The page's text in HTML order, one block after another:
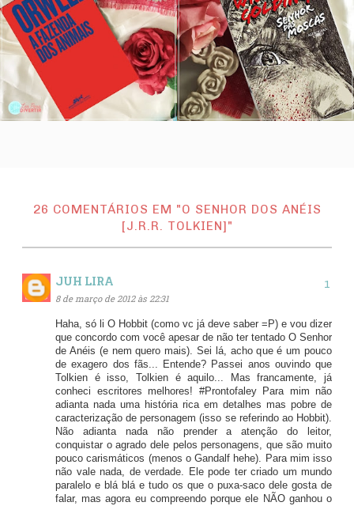
26 COMENTÁRIOS EM "O SENHOR DOS ANÉIS
[J.R.R. TOLKIEN]"
JUH LIRA
8 de março de 2012 às 22:31
Haha, só li O Hobbit (como vc já deve saber =P) e vou dizer
que concordo com você apesar de não ter tentado O Senhor
de Anéis (e nem quero mais). Sei lá, acho que é um pouco
de exagero dos fãs... Entende? Passei anos ouvindo que
Tolkien é isso, Tolkien é aquilo... Mas francamente, já
conheci escritores melhores! #Prontofaley Para mim não
adianta nada uma história rica em detalhes mas pobre de
caracterização de personagem (isso se referindo ao Hobbit).
Não adianta nada não prender a atenção do leitor,
conquistar o agrado dele pelos personagens, que são muito
pouco carismáticos (menos o Gandalf hehe). Para mim isso
não vale nada, de verdade. Ele pode ter criado um mundo
paralelo e blá blá e tudo os que o puxa-saco dele gosta de
falar, mas agora eu compreendo porque ele NÃO ganhou o